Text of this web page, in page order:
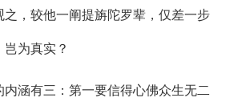
之，较他一阐提旃陀罗辈，仅差一步
为真实？
涵有三：第一要信得心佛众生无二